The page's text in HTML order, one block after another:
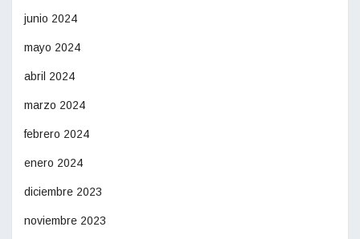
junio 2024
mayo 2024
abril 2024
marzo 2024
febrero 2024
enero 2024
diciembre 2023
noviembre 2023